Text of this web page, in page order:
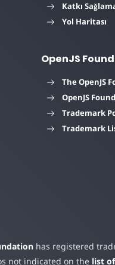
Katkı
Yol Haritası
OpenJS
The OpenJS
OpenJS
Trademark
Trademark
has registered
not indicated on the list